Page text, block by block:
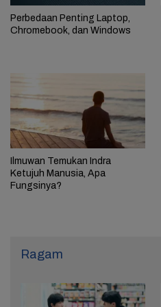
Perbedaan Penting Laptop,
Chromebook, dan Windows
Ilmuwan Temukan Indra
Ketujuh Manusia, Apa
Fungsinya?
Ragam